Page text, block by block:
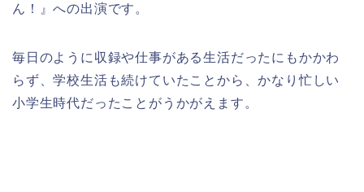
ん！』への出演です。
毎日のように収録や仕事がある生活だったにもかかわ
らず、学校生活も続けていたことから、かなり忙しい
小学生時代だったことがうかがえます。